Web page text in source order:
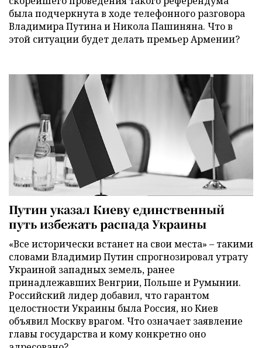
была подчеркнута в ходе телефонного разговора
Владимира Путина и Никола Пашиняна. Что в
этой ситуации будет делать премьер Армении?
Путин указал Киеву единственный
путь избежать распада Украины
«Все исторически встанет на свои места» – такими
словами Владимир Путин спрогнозировал утрату
Украиной западных земель, ранее
принадлежавших Венгрии, Польше и Румынии.
Российский лидер добавил, что гарантом
целостности Украины была Россия, но Киев
объявил Москву врагом. Что означает заявление
главы государства и кому конкретно оно